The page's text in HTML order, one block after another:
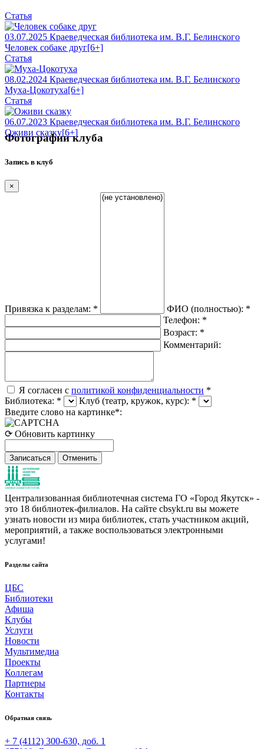
Статья
03.07.2025 Краеведческая библиотека им. В.Г. Белинского
Человек собаке друг[6+]
Статья
08.02.2024 Краеведческая библиотека им. В.Г. Белинского
Муха-Цокотуха[6+]
Статья
06.07.2023 Краеведческая библиотека им. В.Г. Белинского
Оживи сказку[6+]
Фотографии клуба
Запись в клуб
×
Привязка к разделам: * ФИО (полностью): *
Телефон: *
Возраст: *
Комментарий:
Я согласен с политикой конфиденциальности *
Библиотека: * Клуб (театр, кружок, курс): *
Введите слово на картинке*:
⟳ Обновить картинку
Отменить
Централизованная библиотечная система ГО «Город Якутск» -
это 18 библиотек-филиалов. На сайте cbsykt.ru вы можете
узнать новости из мира библиотек, стать участником акций,
мероприятий, а также воспользоваться электронными
услугами!
Разделы сайта
ЦБС
Библиотеки
Афиша
Клубы
Услуги
Новости
Мультимедиа
Проекты
Коллегам
Партнеры
Контакты
Обратная связь
+ 7 (4112) 300-630, доб. 1